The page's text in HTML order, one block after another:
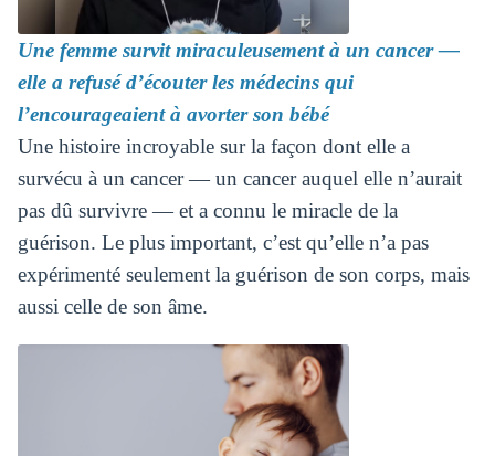
Une femme survit miraculeusement à un cancer —
elle a refusé d’écouter les médecins qui
l’encourageaient à avorter son bébé
Une histoire incroyable sur la façon dont elle a
survécu à un cancer — un cancer auquel elle n’aurait
pas dû survivre — et a connu le miracle de la
guérison. Le plus important, c’est qu’elle n’a pas
expérimenté seulement la guérison de son corps, mais
aussi celle de son âme.